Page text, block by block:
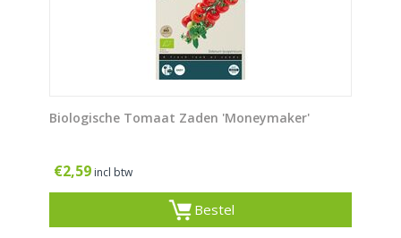
Biologische Tomaat Zaden 'Moneymaker'
€2,59 incl btw
Bestel